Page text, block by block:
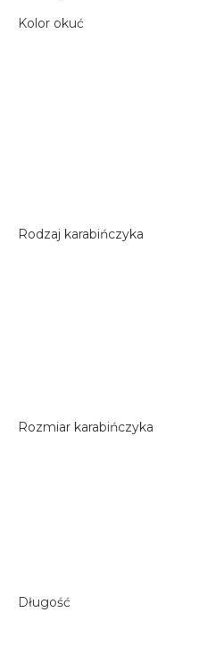
Kolor okuć
Rodzaj karabińczyka
Rozmiar karabińczyka
Długość